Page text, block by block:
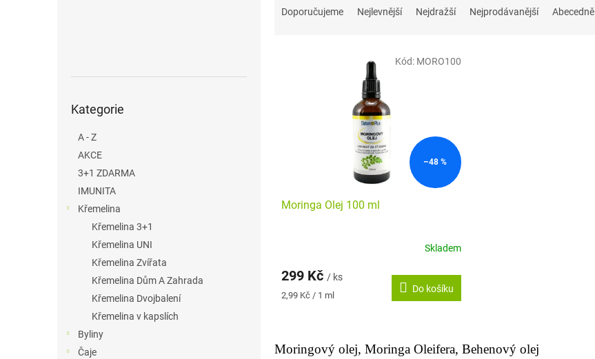
kategorie
Kategorie
A - Z
AKCE
3+1 ZDARMA
IMUNITA
Křemelina
Křemelina 3+1
Křemelina UNI
Křemelina Zvířata
Křemelina Dům A Zahrada
Křemelina Dvojbalení
Křemelina v kapslích
Byliny
Čaje
Doporučujeme Nejlevnější Nejdražší Nejprodávanější Abecedně
–48 %
Moringa Olej 100 ml
produktu
5,0
Skladem
299 Kč / ks
Měrná
2,99 Kč / 1 ml
Do košíku
Kód: MORO100
Moringový olej, Moringa Oleifera, Behenový olej